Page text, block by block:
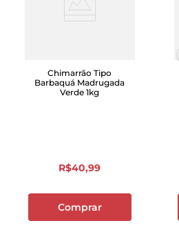
Chimarrão Tipo
Barbaquá Madrugada
Verde 1kg
R$40,99
Comprar